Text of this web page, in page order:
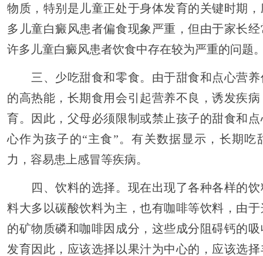
物质，特别是儿童正处于身体发育的关键时期
多儿童白癜风患者偏食现象严重，但由于家长
许多儿童白癜风患者饮食中存在较为严重的问题
三、少吃甜食和零食。由于甜食和点心营养
的高热能，长期食用会引起营养不良，诱发疾
育。因此，父母必须限制或禁止孩子的甜食和
心作为孩子的“主食”。有关数据显示，长期吃
力，容易患上感冒等疾病。
四、饮料的选择。现在出现了各种各样的饮
料大多以碳酸饮料为主，也有咖啡等饮料，由
的矿物质磷和咖啡因成分，这些成分阻碍钙的
发育因此，应该选择以果汁为中心的，应该选